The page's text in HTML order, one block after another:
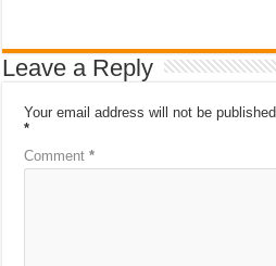
Leave a Reply
Your email address will not be published.
*
Comment*